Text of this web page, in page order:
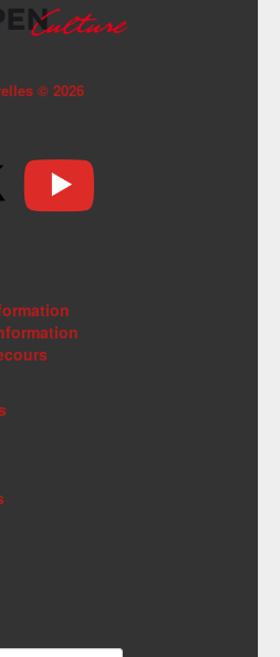
© 2026